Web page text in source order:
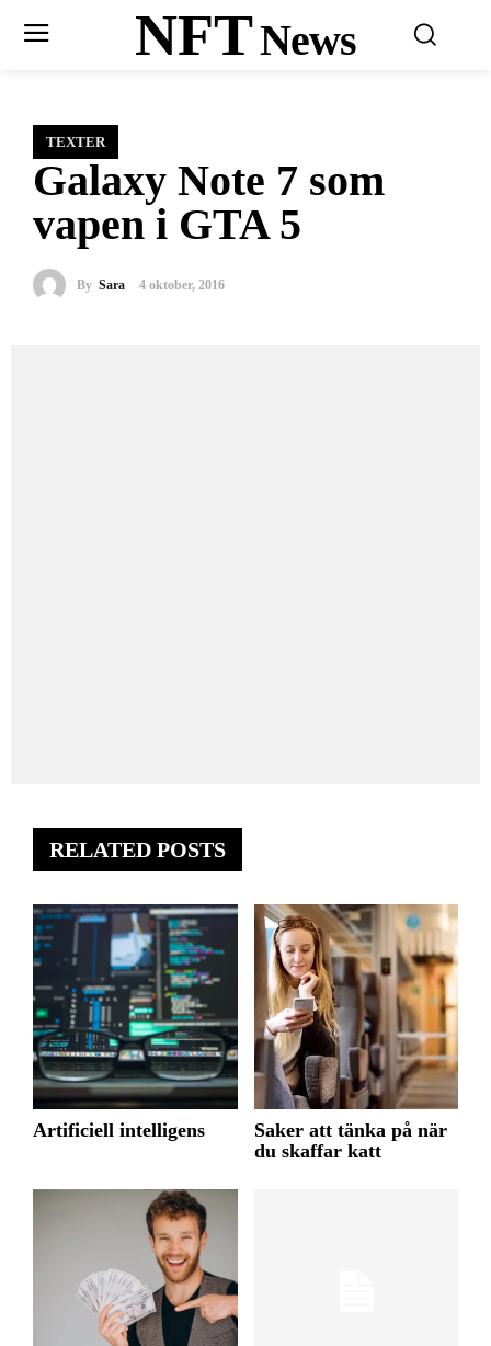
NFTNews
TEXTER
Galaxy Note 7 som
vapen i GTA 5
By Sara 4 oktober, 2016
RELATED POSTS
Artificiell intelligens
Saker att tänka på när
du skaffar katt